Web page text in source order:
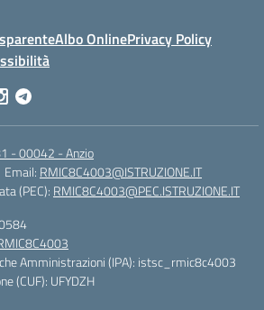
Albo OnlinePrivacy Policy
- 00042 - Anzio
Email: RMIC8C4003@ISTRUZIONE.IT
(PEC): RMIC8C4003@PEC.ISTRUZIONE.IT
Amministrazioni (IPA): istsc_rmic8c4003
(CUF): UFYDZH